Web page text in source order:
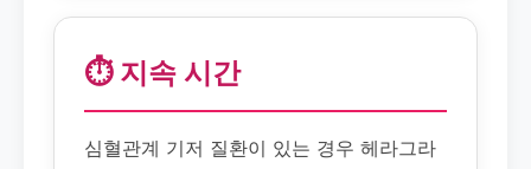
⏱️ 지속 시간
심혈관계 기저 질환이 있는 경우 헤라그라